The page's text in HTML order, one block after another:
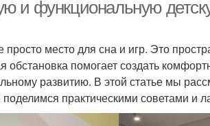
и функциональную
место для сна и игр. Это
помогает создать
развитию. В этой статье мы
поделимся практическими советами и